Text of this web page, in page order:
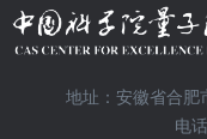
地址：安徽省合肥
电